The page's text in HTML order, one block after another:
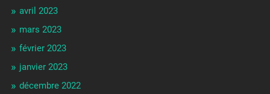
avril 2023
mars 2023
février 2023
janvier 2023
décembre 2022